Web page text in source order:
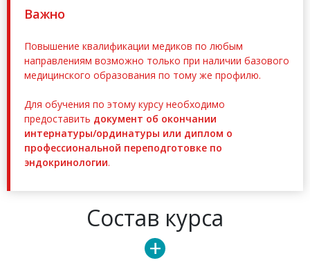
Важно
Повышение квалификации медиков по любым
направлениям возможно только при наличии базового
медицинского образования по тому же профилю.
Для обучения по этому курсу необходимо
предоставить документ об окончании
интернатуры/ординатуры или диплом о
профессиональной переподготовке по
эндокринологии.
Состав курса
+